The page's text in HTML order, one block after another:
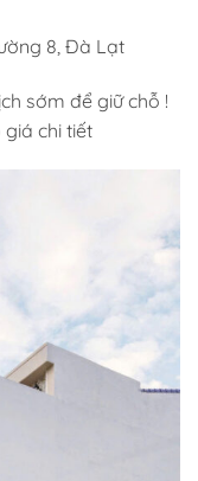
8, Đà Lạt
sớm để giữ chỗ !
chi tiết